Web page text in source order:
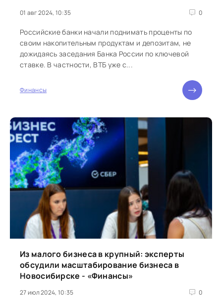
01 авг 2024, 10:35 0
Российские банки начали поднимать проценты по
своим накопительным продуктам и депозитам, не
дожидаясь заседания Банка России по ключевой
ставке. В частности, ВТБ уже с...
Финансы
Из малого бизнеса в крупный: эксперты
обсудили масштабирование бизнеса в
Новосибирске - «Финансы»
27 июл 2024, 10:35 0